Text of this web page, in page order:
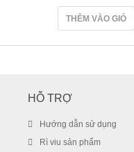
THÊM VÀO GIỎ
HỖ TRỢ
Hướng dẫn sử dụng
Rì viu sản phẩm